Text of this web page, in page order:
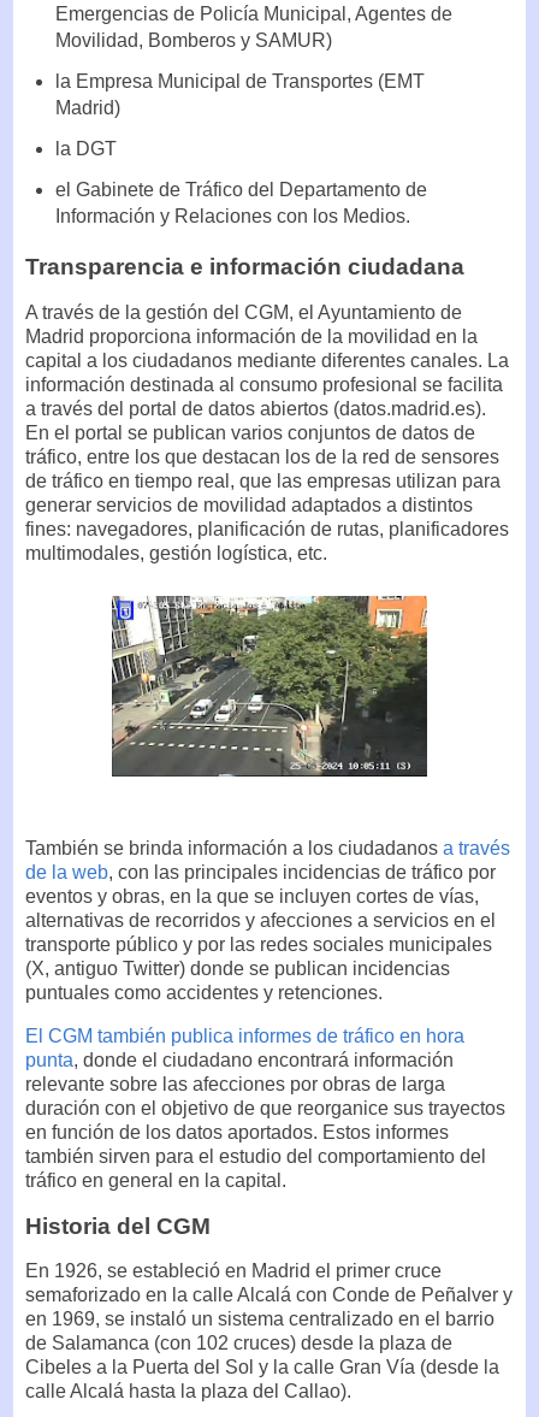
Emergencias de Policía Municipal, Agentes de
Movilidad, Bomberos y SAMUR)
la Empresa Municipal de Transportes (EMT
Madrid)
la DGT
el Gabinete de Tráfico del Departamento de
Información y Relaciones con los Medios.
Transparencia e información ciudadana
A través de la gestión del CGM, el Ayuntamiento de
Madrid proporciona información de la movilidad en la
capital a los ciudadanos mediante diferentes canales. La
información destinada al consumo profesional se facilita
a través del portal de datos abiertos (datos.madrid.es).
En el portal se publican varios conjuntos de datos de
tráfico, entre los que destacan los de la red de sensores
de tráfico en tiempo real, que las empresas utilizan para
generar servicios de movilidad adaptados a distintos
fines: navegadores, planificación de rutas, planificadores
multimodales, gestión logística, etc.
También se brinda información a los ciudadanos a través
de la web, con las principales incidencias de tráfico por
eventos y obras, en la que se incluyen cortes de vías,
alternativas de recorridos y afecciones a servicios en el
transporte público y por las redes sociales municipales
(X, antiguo Twitter) donde se publican incidencias
puntuales como accidentes y retenciones.
El CGM también publica informes de tráfico en hora
punta, donde el ciudadano encontrará información
relevante sobre las afecciones por obras de larga
duración con el objetivo de que reorganice sus trayectos
en función de los datos aportados. Estos informes
también sirven para el estudio del comportamiento del
tráfico en general en la capital.
Historia del CGM
En 1926, se estableció en Madrid el primer cruce
semaforizado en la calle Alcalá con Conde de Peñalver y
en 1969, se instaló un sistema centralizado en el barrio
de Salamanca (con 102 cruces) desde la plaza de
Cibeles a la Puerta del Sol y la calle Gran Vía (desde la
calle Alcalá hasta la plaza del Callao).